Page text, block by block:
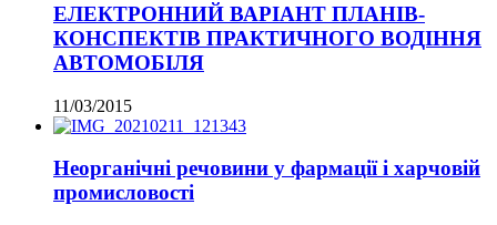
ЕЛЕКТРОННИЙ ВАРІАНТ ПЛАНІВ-
КОНСПЕКТІВ ПРАКТИЧНОГО ВОДІННЯ
АВТОМОБІЛЯ
11/03/2015
Неорганічні речовини у фармації і харчовій
промисловості